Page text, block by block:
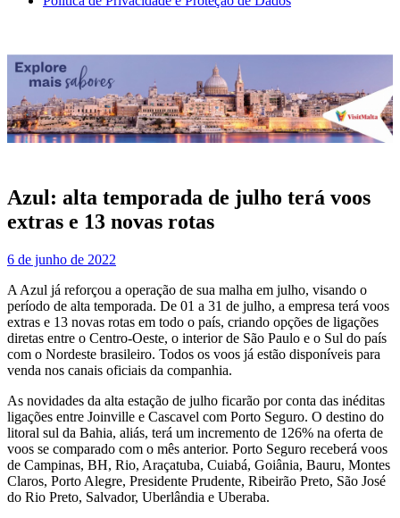
Azul: alta temporada de julho terá voos
extras e 13 novas rotas
6 de junho de 2022
A Azul já reforçou a operação de sua malha em julho, visando o
período de alta temporada. De 01 a 31 de julho, a empresa terá voos
extras e 13 novas rotas em todo o país, criando opções de ligações
diretas entre o Centro-Oeste, o interior de São Paulo e o Sul do país
com o Nordeste brasileiro. Todos os voos já estão disponíveis para
venda nos canais oficiais da companhia.
As novidades da alta estação de julho ficarão por conta das inéditas
ligações entre Joinville e Cascavel com Porto Seguro. O destino do
litoral sul da Bahia, aliás, terá um incremento de 126% na oferta de
voos se comparado com o mês anterior. Porto Seguro receberá voos
de Campinas, BH, Rio, Araçatuba, Cuiabá, Goiânia, Bauru, Montes
Claros, Porto Alegre, Presidente Prudente, Ribeirão Preto, São José
do Rio Preto, Salvador, Uberlândia e Uberaba.